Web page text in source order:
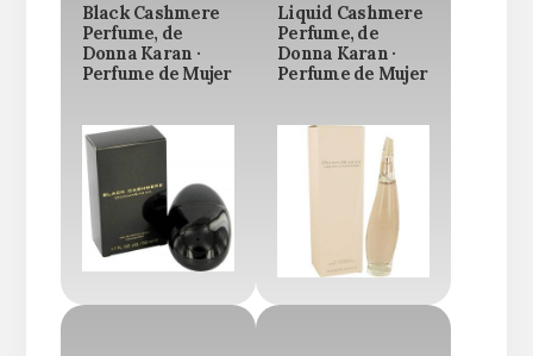
Black Cashmere
Perfume, de
Donna Karan ·
Perfume de Mujer
Liquid Cashmere
Perfume, de
Donna Karan ·
Perfume de Mujer